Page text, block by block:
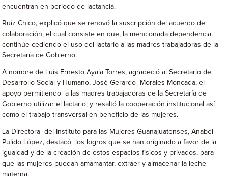
encuentran en periodo de lactancia.
Ruiz Chico, explicó que se renovó la suscripción del acuerdo de
colaboración, el cual consiste en que, la mencionada dependencia
continúe cediendo el uso del lactario a las madres trabajadoras de la
Secretaría de Gobierno.
A nombre de Luis Ernesto Ayala Torres, agradeció al Secretarlo de
Desarrollo Social y Humano, José Gerardo Morales Moncada, el
apoyo permitiendo a las madres trabajadoras de la Secretaría de
Gobierno utilizar el lactario; y resaltó la cooperación institucional así
como el trabajo transversal en beneficio de las mujeres.
La Directora del Instituto para las Mujeres Guanajuatenses, Anabel
Pulido López, destacó los logros que se han originado a favor de la
igualdad y de la creación de estos espacios físicos y privados, para
que las mujeres puedan amamantar, extraer y almacenar la leche
materna.